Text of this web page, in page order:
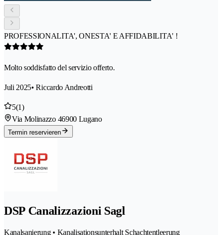
PROFESSIONALITA', ONESTA' E AFFIDABILITA' !
Molto soddisfatto del servizio offerto.
Juli 2025• Riccardo Andreotti
5(1)
Via Molinazzo 46900 Lugano
Termin reservieren
DSP Canalizzazioni Sagl
Kanalsanierung • Kanalisationsunterhalt Schachtentleerung